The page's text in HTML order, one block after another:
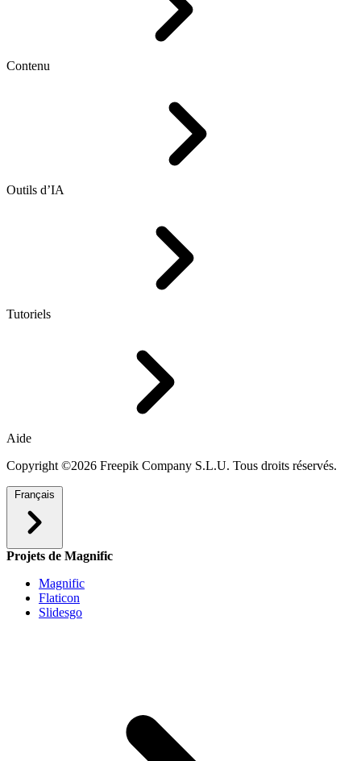
Contenu
Outils d’IA
Tutoriels
Aide
Copyright ©2026 Freepik Company S.L.U. Tous droits réservés.
Français
Projets de Magnific
Magnific
Flaticon
Slidesgo